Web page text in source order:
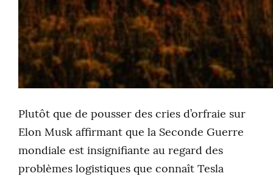
Plutôt que de pousser des cries d’orfraie sur
Elon Musk affirmant que la Seconde Guerre
mondiale est insignifiante au regard des
problèmes logistiques que connaît Tesla